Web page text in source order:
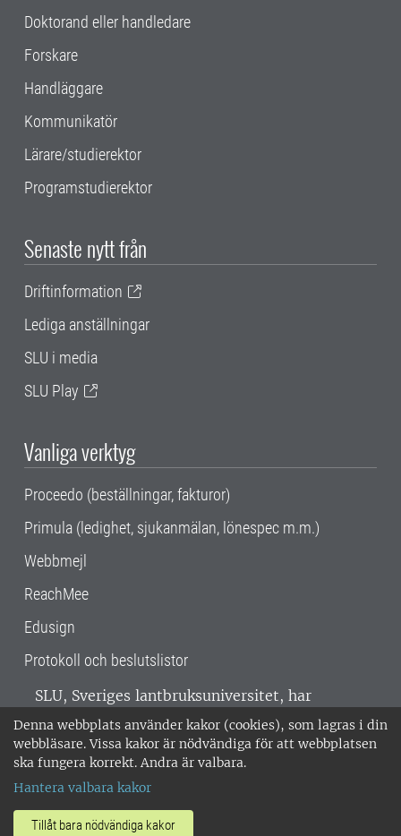
Denna webbplats använder kakor (cookies), som lagras i din
webbläsare. Vissa kakor är nödvändiga för att webbplatsen
ska fungera korrekt. Andra är valbara.
Hantera valbara kakor
Tillåt bara nödvändiga kakor
Doktorand eller handledare
Forskare
Handläggare
Kommunikatör
Lärare/studierektor
Programstudierektor
Senaste nytt från
Driftinformation
Lediga anställningar
SLU i media
SLU Play
Vanliga verktyg
Proceedo (beställningar, fakturor)
Primula (ledighet, sjukanmälan, lönespec m.m.)
Webbmejl
ReachMee
Edusign
Protokoll och beslutslistor
SLU, Sveriges lantbruksuniversitet, har
verksamhet över hela Sverige. Huvudorter är
Alnarp, Uppsala och Umeå.SLU är
miljöcertifierat enligt ISO 14001. •
018-67 10 00 • Org nr: 202100-2817 •
Om SLU:s webbplatser